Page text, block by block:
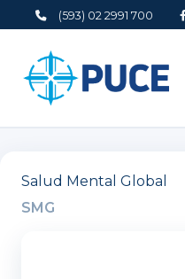
(593) 02 2991 700
Salud Mental Global
SMG